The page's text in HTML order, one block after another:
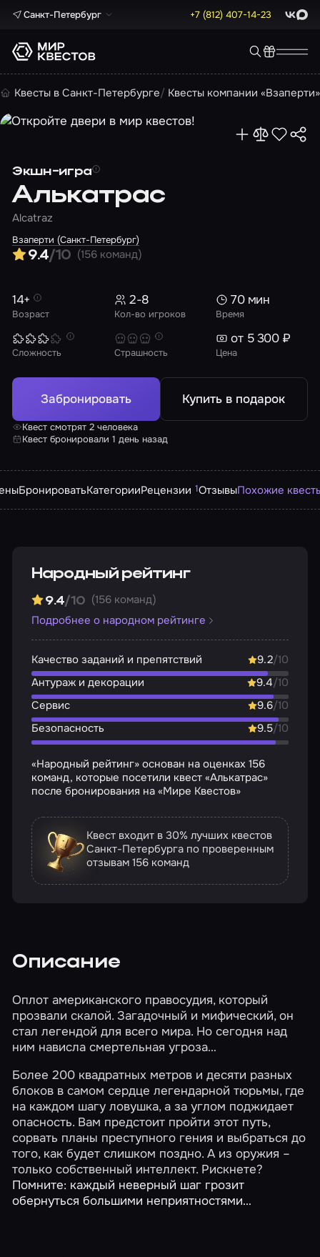
Санкт-Петербург +7 (812) 407-14-23 Max
Квесты в Санкт-Петербурге Квесты компании «Взаперти»
Экшн-игра
Алькатрас
Alcatraz
Взаперти (Санкт-Петербург)
9.4/10 (156 команд)
Возраст
14+
Кол-во игроков
2-8
Время
70 мин
Сложность Страшность Цена
от 5 300 ₽
Забронировать Купить в подарок
Квест смотрят 2 человека
Квест бронировали 1 день назад
БронироватьКатегорииРецензии 1ОтзывыПохожие
Народный рейтинг
9.4/10 (156 команд)
Подробнее о народном рейтинге
Качество заданий и препятствий 9.2/10
Антураж и декорации
9.4/10
Сервис
9.6/10
Безопасность
9.5/10
«Народный рейтинг» основан на оценках 156
команд, которые посетили квест «Алькатрас»
после бронирования на «Мире Квестов»
Квест входит в 30% лучших квестов
Санкт-Петербурга по проверенным
отзывам156 команд
Описание
Оплот американского правосудия, который
прозвали скалой. Загадочный и мифический, он
стал легендой для всего мира. Но сегодня над
ним нависла смертельная угроза…
Более 200 квадратных метров и десяти разных
блоков в самом сердце легендарной тюрьмы, где
на каждом шагу ловушка, а за углом поджидает
опасность. Вам предстоит пройти этот путь,
сорвать планы преступного гения и выбраться до
того, как будет слишком поздно. А из оружия –
только собственный интеллект. Рискнете?
Помните: каждый неверный шаг грозит
обернуться большими неприятностями…